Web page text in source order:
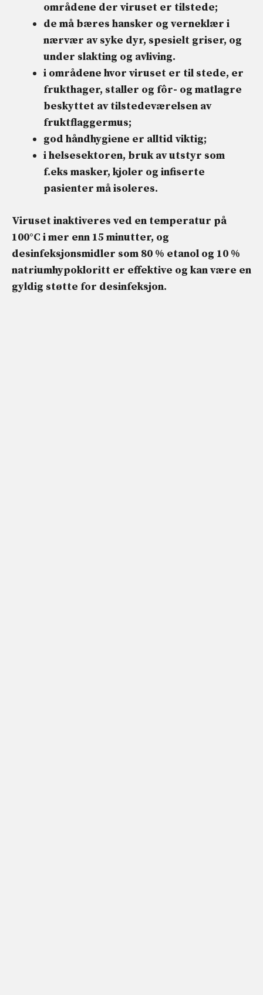
områdene der viruset er tilstede;
de må bæres hansker og verneklær i
nærvær av syke dyr, spesielt griser, og
under slakting og avliving.
i områdene hvor viruset er til stede, er
frukthager, staller og fôr- og matlagre
beskyttet av tilstedeværelsen av
fruktflaggermus;
god håndhygiene er alltid viktig;
i helsesektoren, bruk av utstyr som
f.eks masker, kjoler og infiserte
pasienter må isoleres.
Viruset inaktiveres ved en temperatur på
100°C i mer enn 15 minutter, og
desinfeksjonsmidler som 80 % etanol og 10 %
natriumhypokloritt er effektive og kan være en
gyldig støtte for desinfeksjon.